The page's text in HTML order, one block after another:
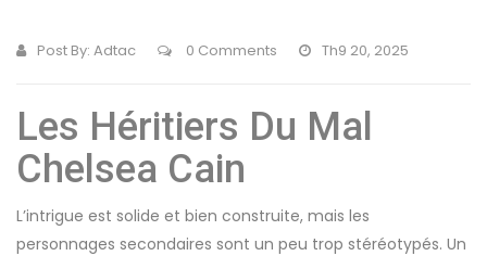
Post By: Adtac 0 Comments Th9 20, 2025
Les Héritiers Du Mal
Chelsea Cain
L’intrigue est solide et bien construite, mais les
personnages secondaires sont un peu trop stéréotypés. Un